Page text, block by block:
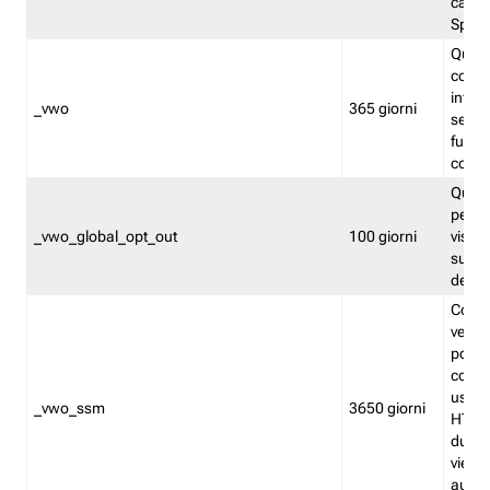
Split
_vwo 365 giorni
_vwo_global_opt_out 100 giorni
su
_vwo_ssm 3650 giorni
viene